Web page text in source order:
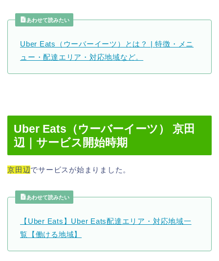
あわせて読みたい
Uber Eats（ウーバーイーツ）とは？ | 特徴・メニ
ュー・配達エリア・対応地域など。
Uber Eats（ウーバーイーツ） 京田
辺｜サービス開始時期
京田辺でサービスが始まりました。
あわせて読みたい
【Uber Eats】Uber Eats配達エリア・対応地域一
覧【働ける地域】